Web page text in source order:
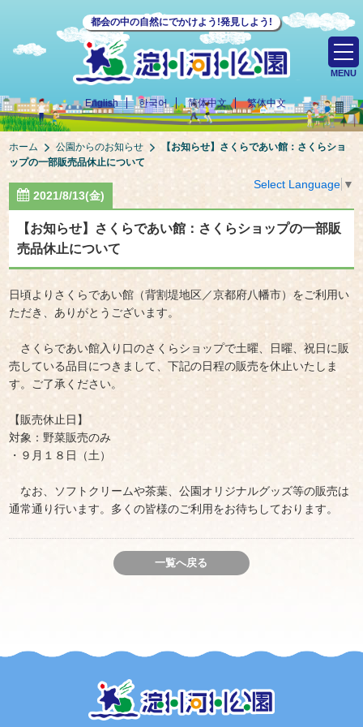
都会の中の自然にでかけよう!発見しよう!
English 한국어 简体中文 繁体中文
MENU
ホーム 公園からのお知らせ
【お知らせ】さくらであい館：さくらショ
ップの一部販売品休止について
Select Language ▼
2021/8/13(金)
【お知らせ】さくらであい館：さくらショップの一部販
売品休止について
日頃よりさくらであい館（背割堤地区／京都府八幡市）をご利用い
ただき、ありがとうございます。
さくらであい館入り口のさくらショップで土曜、日曜、祝日に販
売している品目につきまして、下記の日程の販売を休止いたしま
す。ご了承ください。
【販売休止日】
対象：野菜販売のみ
・９月１８日（土）
なお、ソフトクリームや茶葉、公園オリジナルグッズ等の販売は
通常通り行います。多くの皆様のご利用をお待ちしております。
一覧へ戻る